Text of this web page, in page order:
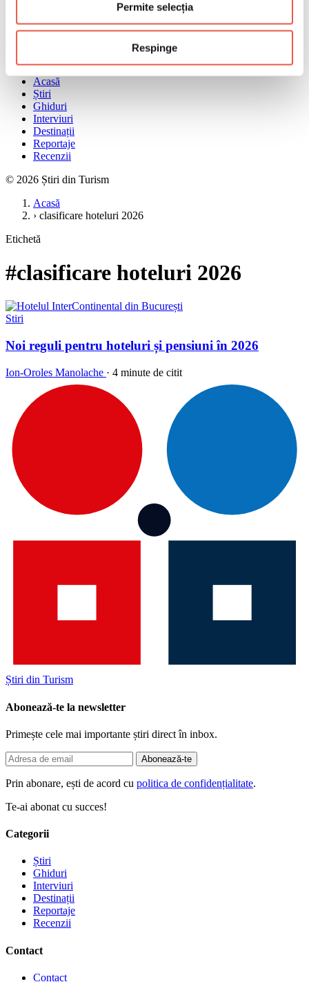
Permite selecția
Respinge
Acasă
Știri
Ghiduri
Interviuri
Destinații
Reportaje
Recenzii
© 2026 Știri din Turism
Acasă
› clasificare hoteluri 2026
Etichetă
#clasificare hoteluri 2026
Stiri
Noi reguli pentru hoteluri și pensiuni în 2026
Ion-Oroles Manolache · 4 minute de citit
Știri din Turism
Abonează-te la newsletter
Primește cele mai importante știri direct în inbox.
Abonează-te
Prin abonare, ești de acord cu politica de confidențialitate.
Te-ai abonat cu succes!
Categorii
Știri
Ghiduri
Interviuri
Destinații
Reportaje
Recenzii
Contact
Contact